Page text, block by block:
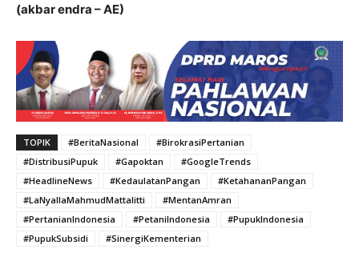
(akbar endra – AE)
TOPIK #BeritaNasional
#BirokrasiPertanian
#DistribusiPupuk
#Gapoktan
#GoogleTrends
#HeadlineNews
#KedaulatanPangan
#KetahananPangan
#LaNyallaMahmudMattalitti
#MentanAmran
#PertanianIndonesia
#PetaniIndonesia
#PupukIndonesia
#PupukSubsidi
#SinergiKementerian